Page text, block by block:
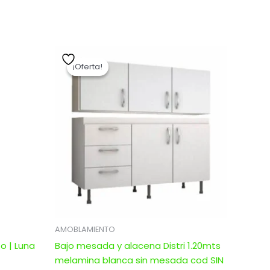
| Luna
¡Oferta!
¡Oferta!
AMOBLAMIENTO
Bajo mesada y alacena Distri 1.20mts
melamina blanca sin mesada cod SIN
precio
original
era:
$ 5.280,00.
$ 4.224,00.